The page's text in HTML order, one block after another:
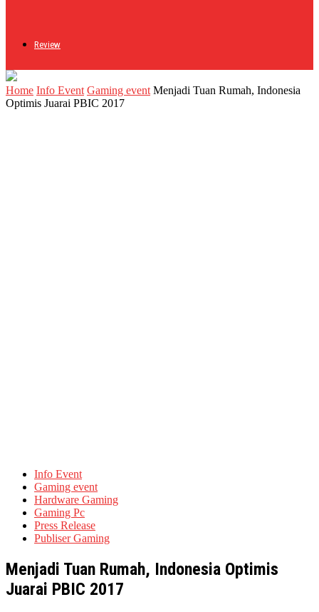
Review
Home Info Event Gaming event Menjadi Tuan Rumah, Indonesia
Optimis Juarai PBIC 2017
Info Event
Gaming event
Hardware Gaming
Gaming Pc
Press Release
Publiser Gaming
Menjadi Tuan Rumah, Indonesia Optimis
Juarai PBIC 2017